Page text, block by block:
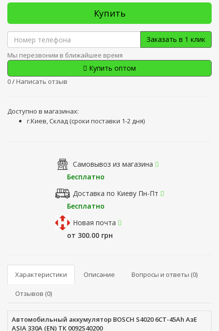
Купить
Заказать в 1 клик
Мы перезвоним в ближайшее время
Купить оптом
0/ Написать отзыв
Доступно в магазинах:
г.Киев, Склад (сроки поставки 1-2 дня)
Самовывоз из магазина
Бесплатно
Доставка по Киеву Пн-Пт
Бесплатно
Новая почта
от 300.00 грн
Характеристики Описание Вопросы и ответы (0)
Отзывов (0)
Автомобильный аккумулятор BOSCH S4020 6СТ-45Ah АзЕ
ASIA 330A (EN) ТК 0092S40200